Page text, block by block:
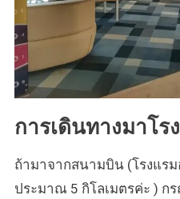
การเดินทางมาโร
ถ้ามาจากสนามบิน (โรงแร
ประมาณ 5 กิโลเมตรค่ะ ) ก